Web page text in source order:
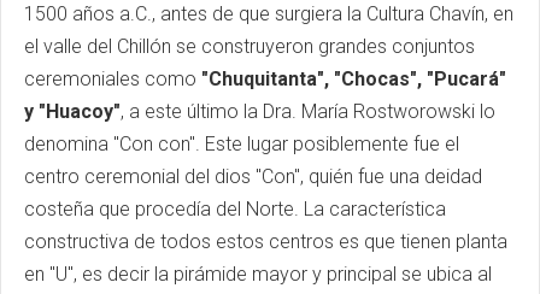
1500 años a.C., antes de que surgiera la Cultura Chavín, en
el valle del Chillón se construyeron grandes conjuntos
ceremoniales como "Chuquitanta", "Chocas", "Pucará"
y "Huacoy", a este último la Dra. María Rostworowski lo
denomina "Con con". Este lugar posiblemente fue el
centro ceremonial del dios "Con", quién fue una deidad
costeña que procedía del Norte. La característica
constructiva de todos estos centros es que tienen planta
en "U", es decir la pirámide mayor y principal se ubica al